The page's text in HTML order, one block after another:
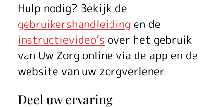
Hulp nodig? Bekijk de
gebruikershandleiding en de
instructievideo’s over het gebruik
van Uw Zorg online via de app en de
website van uw zorgverlener.
Deel uw ervaring